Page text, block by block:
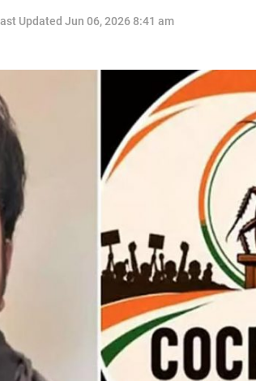
Updated Jun 06, 2026 8:41 am